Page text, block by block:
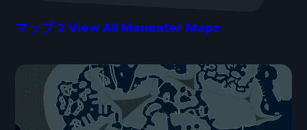
マップ2 View All Maneater Maps